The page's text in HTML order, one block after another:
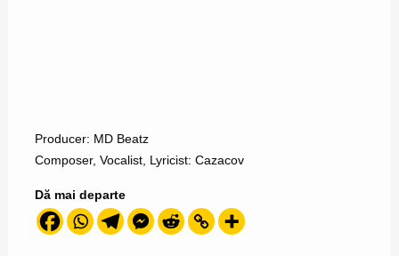
Producer: MD Beatz
Composer, Vocalist, Lyricist: Cazacov
Dă mai departe